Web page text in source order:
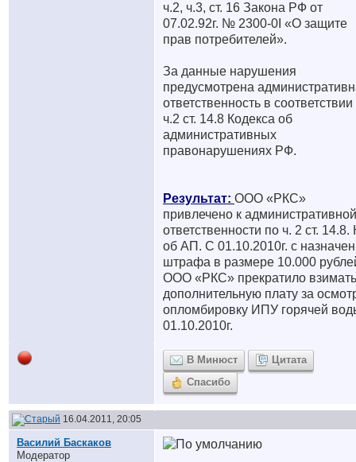
ч.2, ч.3, ст. 16 Закона РФ от
07.02.92г. № 2300-0I «О защите
прав потребителей».
За данные нарушения
предусмотрена
ответственность в соответствии
ч.2 ст. 14.8 Кодекса об
административных
правонарушениях РФ.
Результат: ООО «РКС»
привлечено к административной
ответственности по ч. 2 ст.
об АП. С 01.10.2010г. с
штрафа в размере 10.000
ООО «РКС» прекратило взимать
дополнительную плату за
опломбировку ИПУ горячей
01.10.2010г.
В Минюст
Цитата
Спасибо
16.04.2011, 20:05
Василий Баскаков
Модератор